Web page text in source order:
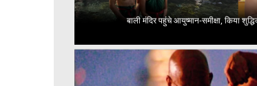
बाली मंदिर पहुंचे आयुष्मान-समीक्षा, किया